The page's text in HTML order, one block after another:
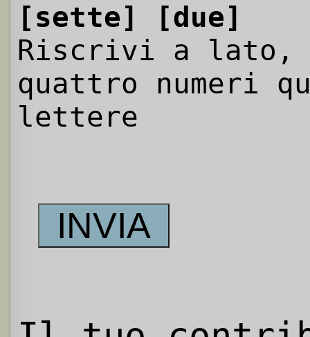
[sette]
[due]
Riscrivi a
quattro numeri
lettere